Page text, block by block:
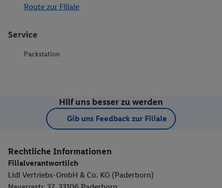
Route zur Filiale
Service
Packstation
Hilf uns besser zu werden
Gib uns Feedback zur Filiale
Rechtliche Informationen
Filialverantwortlich
Lidl Vertriebs-GmbH & Co. KG (Paderborn)